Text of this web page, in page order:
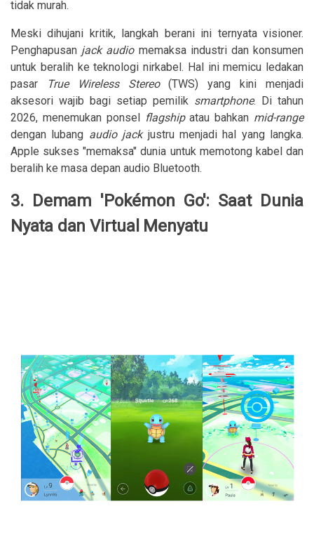
tidak murah.
Meski dihujani kritik, langkah berani ini ternyata visioner.
Penghapusan jack audiomemaksa industri dan konsumen
untuk beralih ke teknologi nirkabel. Hal ini memicu ledakan
pasar
True Wireless Stereo(TWS) yang kini menjadi
aksesori wajib bagi setiap pemilik smartphone. Di tahun
2026, menemukan ponsel flagshipatau bahkan mid-range
dengan lubang audio jackjustru menjadi hal yang langka.
Apple sukses "memaksa" dunia untuk memotong kabel dan
beralih ke masa depan audio Bluetooth.
3. Demam 'Pokémon Go': Saat Dunia
Nyata dan Virtual Menyatu